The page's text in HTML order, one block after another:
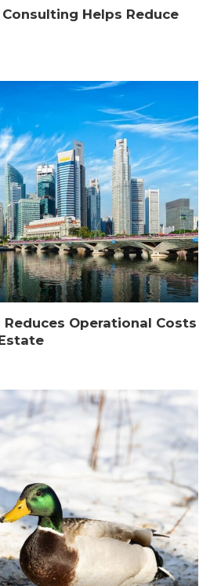
Helps Reduce
Reduces Operational Costs